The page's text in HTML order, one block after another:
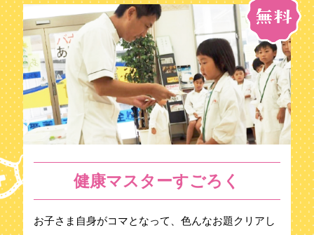
健康マスターすごろく
お子さま自身がコマとなって、色んなお題クリアし